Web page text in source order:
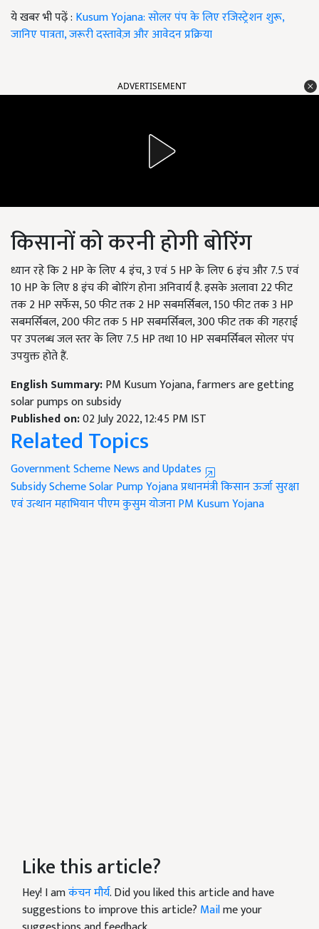
ये खबर भी पढ़ें : Kusum Yojana: सोलर पंप के लिए रजिस्ट्रेशन शुरू,
जानिए पात्रता, जरूरी दस्तावेज़ और आवेदन प्रक्रिया
ADVERTISEMENT
किसानों को करनी होगी बोरिंग
ध्यान रहे कि 2 HP के लिए 4 इंच, 3 एवं 5 HP के लिए 6 इंच और 7.5 एवं
10 HP के लिए 8 इंच की बोरिंग होना अनिवार्य है. इसके अलावा 22 फीट
तक 2 HP सर्फेस, 50 फीट तक 2 HP सबमर्सिबल, 150 फीट तक 3 HP
सबमर्सिबल, 200 फीट तक 5 HP सबमर्सिबल, 300 फीट तक की गहराई
पर उपलब्ध जल स्तर के लिए 7.5 HP तथा 10 HP सबमर्सिबल सोलर पंप
उपयुक्त होते हैं.
English Summary:PM Kusum Yojana, farmers are getting
solar pumps on subsidy
Published on:02 July 2022, 12:45 PM IST
Related Topics
Government Scheme News and Updates
Subsidy SchemeSolar Pump Yojanaप्रधानमंत्री किसान ऊर्जा सुरक्षा
एवं उत्थान महाभियानपीएम कुसुम योजनाPM Kusum Yojana
Like this article?
Hey! I amकंचन मौर्य. Did you liked this article and have
suggestions to improve this article? Mailme your